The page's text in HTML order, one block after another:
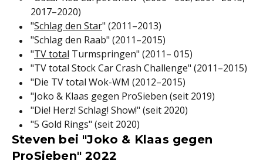
2017–2020)
"Schlag den Star" (2011–2013)
"Schlag den Raab" (2011–2015)
"TV total Turmspringen" (2011– 015)
"TV total Stock Car Crash Challenge" (2011–2015)
"Die TV total Wok-WM (2012–2015)
"Joko & Klaas gegen ProSieben (seit 2019)
"Die! Herz! Schlag! Show!" (seit 2020)
"5 Gold Rings" (seit 2020)
Steven bei "Joko & Klaas gegen
ProSieben" 2022